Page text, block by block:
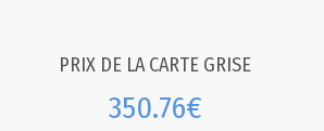
PRIX DE LA CARTE GRISE
350.76€